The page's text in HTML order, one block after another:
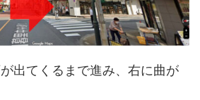
出てくるまで進み、右に曲が